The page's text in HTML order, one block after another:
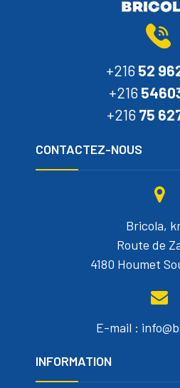
+216 52
+216
+216 75
CONTACTEZ-NOUS
Bricola,
Route de
4180 Houmet
E-mail :
INFORMATION